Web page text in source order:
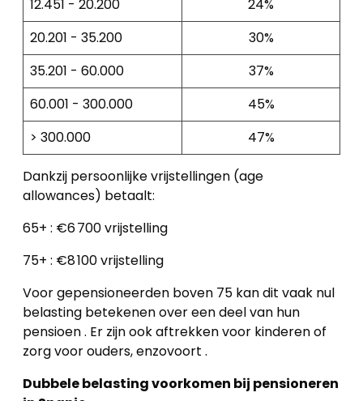
12.451 - 20.200
24%
20.201 - 35.200
30%
35.201 - 60.000
37%
60.001 - 300.000
45%
> 300.000
47%
Dankzij persoonlijke vrijstellingen (age
allowances) betaalt:
65+ : €6 700 vrijstelling
75+ : €8 100 vrijstelling
Voor gepensioneerden boven 75 kan dit vaak nul
belasting betekenen over een deel van hun
pensioen . Er zijn ook aftrekken voor kinderen of
zorg voor ouders, enzovoort .
Dubbele belasting voorkomen bij pensioneren